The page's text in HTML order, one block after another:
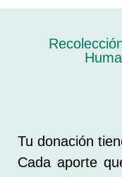
Tu donación
Cada aporte